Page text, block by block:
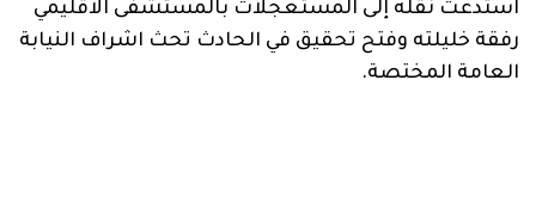
استدعت نقله إلى المستعجلات بالمستشفى الاقليمي
رفقة خليلته وفتح تحقيق في الحادث تحث اشراف النيابة
العامة المختصة.